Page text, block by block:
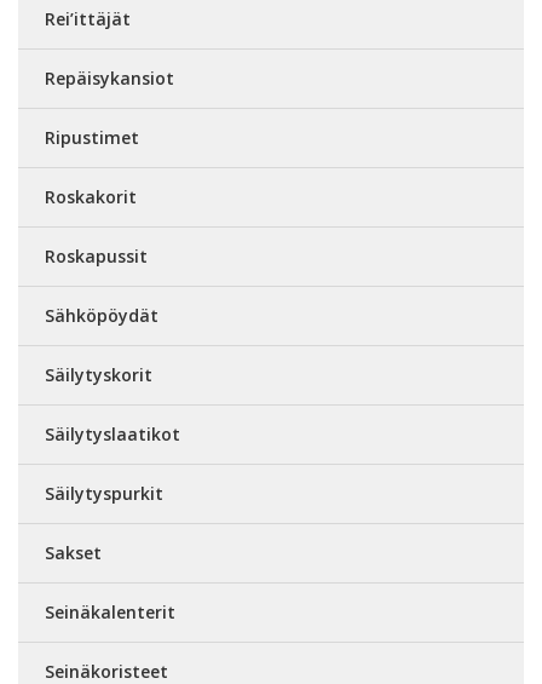
Rei’ittäjät
Repäisykansiot
Ripustimet
Roskakorit
Roskapussit
Sähköpöydät
Säilytyskorit
Säilytyslaatikot
Säilytyspurkit
Sakset
Seinäkalenterit
Seinäkoristeet